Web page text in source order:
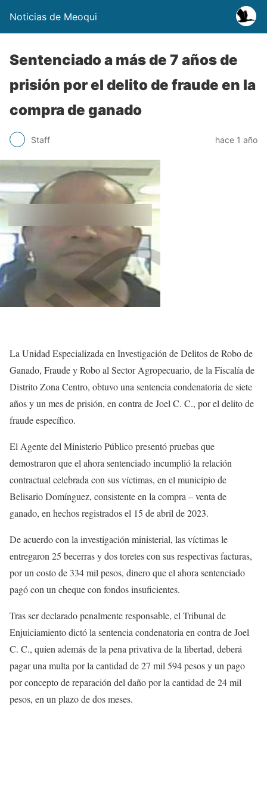
Noticias de Meoqui
Sentenciado a más de 7 años de
prisión por el delito de fraude en la
compra de ganado
Staff hace 1 año
La Unidad Especializada en Investigación de Delitos de Robo de
Ganado, Fraude y Robo al Sector Agropecuario, de la Fiscalía de
Distrito Zona Centro, obtuvo una sentencia condenatoria de siete
años y un mes de prisión, en contra de Joel C. C., por el delito de
fraude específico.
El Agente del Ministerio Público presentó pruebas que
demostraron que el ahora sentenciado incumplió la relación
contractual celebrada con sus víctimas, en el municipio de
Belisario Domínguez, consistente en la compra – venta de
ganado, en hechos registrados el 15 de abril de 2023.
De acuerdo con la investigación ministerial, las víctimas le
entregaron 25 becerras y dos toretes con sus respectivas facturas,
por un costo de 334 mil pesos, dinero que el ahora sentenciado
pagó con un cheque con fondos insuficientes.
Tras ser declarado penalmente responsable, el Tribunal de
Enjuiciamiento dictó la sentencia condenatoria en contra de Joel
C. C., quien además de la pena privativa de la libertad, deberá
pagar una multa por la cantidad de 27 mil 594 pesos y un pago
por concepto de reparación del daño por la cantidad de 24 mil
pesos, en un plazo de dos meses.